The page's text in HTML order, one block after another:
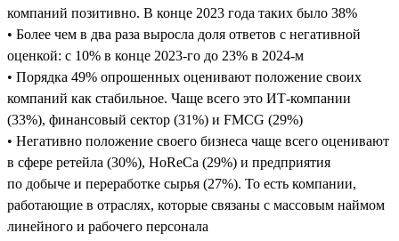
компаний позитивно. В конце 2023 года таких было 38%
• Более чем в два раза выросла доля ответов с негативной
оценкой: с 10% в конце 2023-го до 23% в 2024-м
• Порядка 49% опрошенных оценивают положение своих
компаний как стабильное. Чаще всего это ИТ-компании
(33%), финансовый сектор (31%) и FMCG (29%)
• Негативно положение своего бизнеса чаще всего оценивают
в сфере ретейла (30%), HoReCa (29%) и предприятия
по добыче и переработке сырья (27%). То есть компании,
работающие в отраслях, которые связаны с массовым наймом
линейного и рабочего персонала